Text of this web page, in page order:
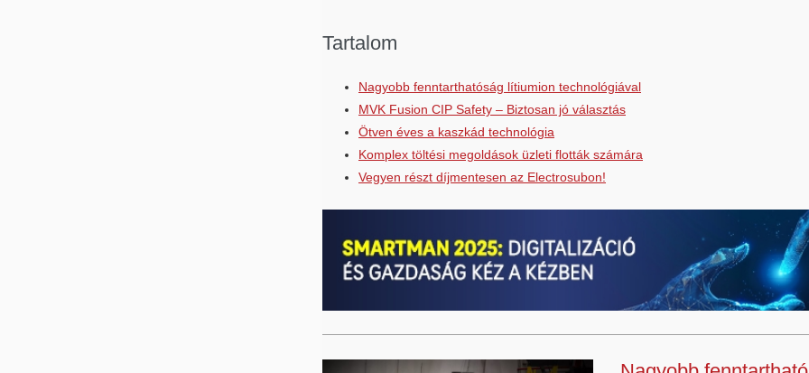
Tartalom
Nagyobb fenntarthatóság lítiumion technológiával
MVK Fusion CIP Safety – Biztosan jó választás
Ötven éves a kaszkád technológia
Komplex töltési megoldások üzleti flották számára
Vegyen részt díjmentesen az Electrosubon!